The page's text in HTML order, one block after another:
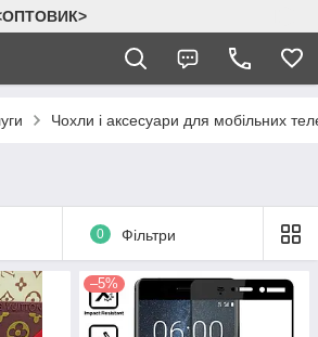
Чохли і аксесуари для мобільних
0 Фільтри
–5%